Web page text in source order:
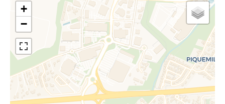
+
−